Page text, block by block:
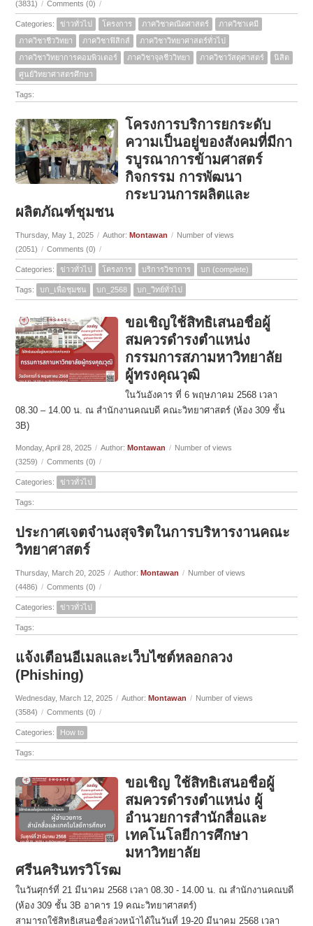
(3831) / Comments (0) /
Categories: ข่าวทั่วไป โครงการ ภาควิชาคณิตศาสตร์
ภาควิชาเคมี
ภาควิชาชีววิทยา
ภาควิชาฟิสิกส์
ภาควิชาวิทยาศาสตร์ทั่วไป
ภาควิชาวิทยาการคอมพิวเตอร์
ภาควิชาจุลชีววิทยา ภาควิชาวัสดุศาสตร์
นิสิต
ศูนย์วิทยาศาสตรศึกษา
Tags:
โครงการบริการยกระดับ
ความเป็นอยู่ของสังคมที่มีกา
รบูรณาการข้ามศาสตร์
กิจกรรม การพัฒนา
กระบวนการผลิตและ
ผลิตภัณฑ์ชุมชน
Thursday, May 1, 2025 / Author:Montawan / Number of views
(2051) / Comments (0) /
Categories: ข่าวทั่วไป โครงการ บริการวิชาการ บก (complete)
Tags: บก_เพื่อชุมชน บก_2568 บก_วิทย์ทั่วไป
ขอเชิญใช้สิทธิเสนอชื่อผู้
สมควรดำรงตำแหน่ง
กรรมการสภามหาวิทยาลัย
ผู้ทรงคุณวุฒิ
ในวันอังคาร ที่ 6 พฤษภาคม 2568 เวลา
08.30 – 14.00 น. ณ สำนักงานคณบดี คณะวิทยาศาสตร์ (ห้อง 309 ชั้น
3B)
Monday, April 28, 2025 / Author:Montawan / Number of views
(3259) / Comments (0) /
Categories: ข่าวทั่วไป
Tags:
ประกาศเจตจำนงสุจริตในการบริหารงานคณะ
วิทยาศาสตร์
Thursday, March 20, 2025 / Author:Montawan / Number of views
(4486) / Comments (0) /
Categories: ข่าวทั่วไป
Tags:
แจ้งเตือนอีเมลและเว็บไซต์หลอกลวง
(Phishing)
Wednesday, March 12, 2025 / Author:Montawan / Number of views
(3584) / Comments (0) /
Categories: How to
Tags:
ขอเชิญ ใช้สิทธิเสนอชื่อผู้
สมควรดำรงตำแหน่ง ผู้
อำนวยการสำนักสื่อและ
เทคโนโลยีการศึกษา
มหาวิทยาลัย
ศรีนครินทรวิโรฒ
ในวันศุกร์ที่ 21 มีนาคม 2568 เวลา 08.30 - 14.00 น. ณ สำนักงานคณบดี
(ห้อง 309 ชั้น 3B อาคาร 19 คณะวิทยาศาสตร์)
สามารถใช้สิทธิเสนอชื่อล่วงหน้าได้ในวันที่ 19-20 มีนาคม 2568 เวลา